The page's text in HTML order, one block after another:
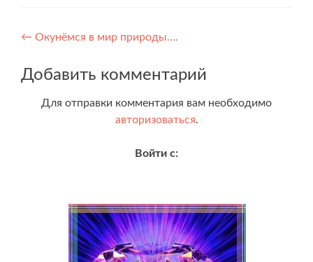
Навигация
по
записям
← Окунёмся в мир природы….
Добавить комментарий
Для отправки комментария вам необходимо
авторизоваться.
Войти с: